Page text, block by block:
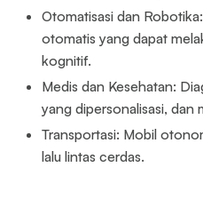
Otomatisasi dan
otomatis yang dapat
kognitif.
Medis dan Kesehatan:
yang dipersonalisasi, dan
Transportasi: Mobil
lalu lintas cerdas.